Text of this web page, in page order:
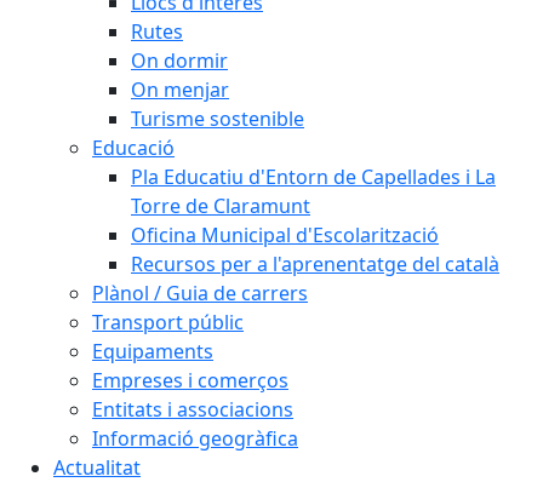
Rutes
On dormir
On menjar
Turisme sostenible
Educació
Pla Educatiu d'Entorn de Capellades i La
Torre de Claramunt
Oficina Municipal d'Escolarització
Recursos per a l'aprenentatge del català
Plànol / Guia de carrers
Transport públic
Equipaments
Empreses i comerços
Entitats i associacions
Informació geogràfica
Actualitat